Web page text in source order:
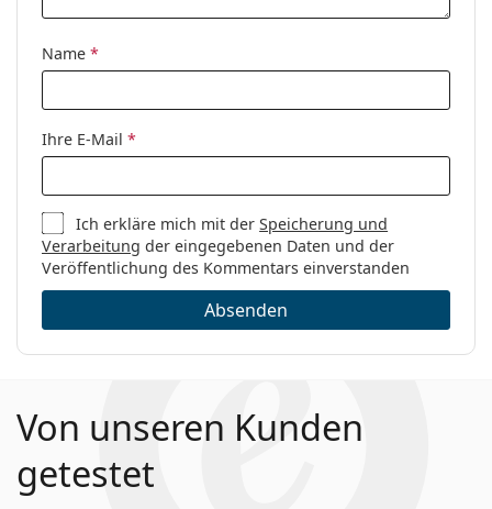
Marke:
Vogue
Code:
Name *
Ihre E-Mail *
Ich erkläre mich mit derSpeicherung und
Verarbeitung der eingegebenen Daten und der
Veröffentlichung des Kommentars einverstanden
Absenden
Von unseren Kunden
getestet